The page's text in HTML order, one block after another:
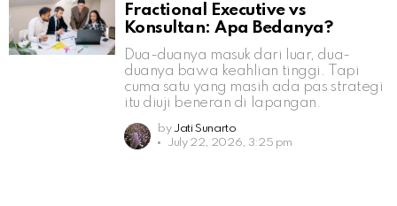
Fractional Executive vs
Konsultan: Apa Bedanya?
Dua-duanya masuk dari luar, dua-
duanya bawa keahlian tinggi. Tapi
cuma satu yang masih ada pas strategi
itu diuji beneran di lapangan.
by Jati Sunarto
July 22, 2026, 3:25 pm